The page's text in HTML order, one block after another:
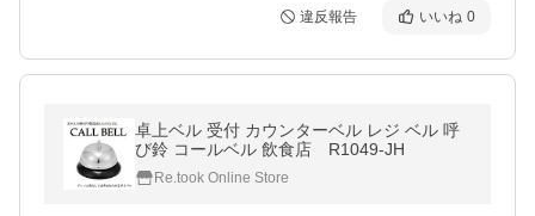
違反報告 いいね 0
卓上ベル 受付 カウンターベル レジ ベル 呼
び鈴 コールベル 飲食店 R1049-JH
Re.took Online Store